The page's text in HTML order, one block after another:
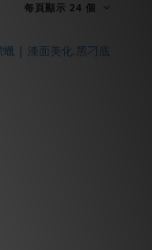
每頁顯示 24 個